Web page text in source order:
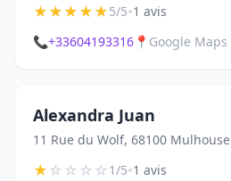
★★★★★5/5•1 avis
📞+33604193316 📍 Google Maps
Alexandra Juan
11 Rue du Wolf, 68100 Mulhouse
★☆☆☆☆1/5•1 avis